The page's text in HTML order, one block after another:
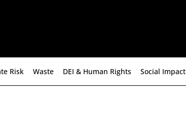
Risk Waste DEI & Human Rights Social Impact